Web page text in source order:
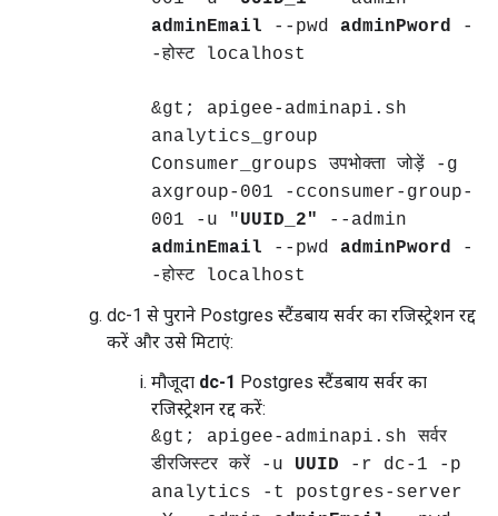
adminEmail --pwd adminPword -
-होस्ट localhost
&gt; apigee-adminapi.sh
analytics_group
Consumer_groups उपभोक्ता जोड़ें -g
axgroup-001 -cconsumer-group-
001 -u "UUID_2"
--admin
adminEmail --pwd adminPword -
-होस्ट localhost
dc-1 से पुराने Postgres स्टैंडबाय सर्वर का रजिस्ट्रेशन रद्द
करें और उसे मिटाएं:
मौजूदा dc-1 Postgres स्टैंडबाय सर्वर का
रजिस्ट्रेशन रद्द करें:
&gt; apigee-adminapi.sh सर्वर
डीरजिस्टर करें -u UUID -r dc-1 -p
analytics -t postgres-server